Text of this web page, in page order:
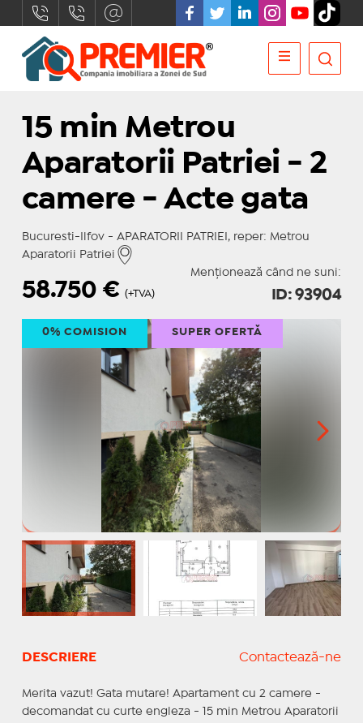
15 min Metrou
Aparatorii Patriei - 2
camere - Acte gata
Bucuresti-Ilfov - APARATORII PATRIEI, reper: Metrou
Aparatorii Patriei
Menționează când ne suni:
58.750€ (+TVA) ID: 93904
0% COMISION SUPER OFERTĂ
DESCRIERE Contactează-ne
Merita vazut! Gata mutare! Apartament cu 2 camere -
decomandat cu curte engleza - 15 min Metrou Aparatorii